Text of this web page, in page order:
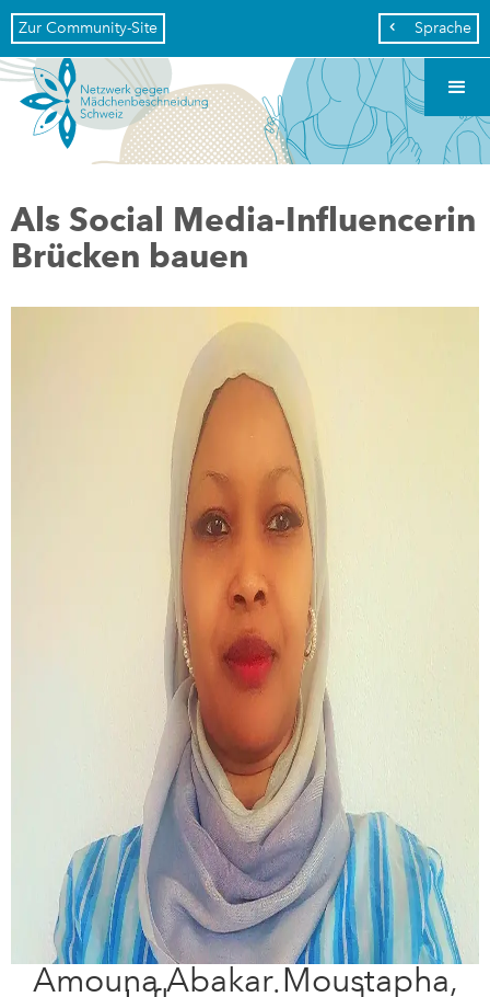
Zur Community-Site  Sprache
Als Social Media-Influencerin
Brücken bauen
Amouna Abakar Moustapha,